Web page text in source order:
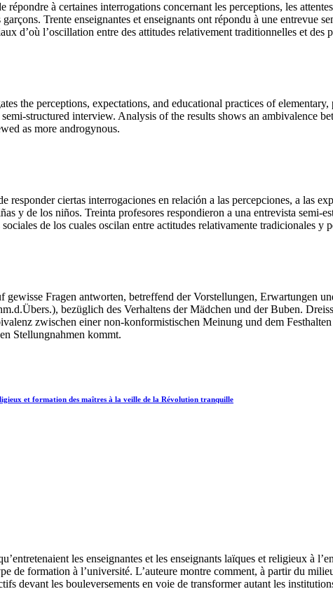
répondre à certaines interrogations concernant les perceptions, les
Trente enseignantes et enseignants ont répondu à une entrevue
d’où l’oscillation entre des attitudes relativement traditionnelles et des
the perceptions, expectations, and educational practices of
semi-structured interview. Analysis of the results shows an
as more androgynous.
responder ciertas interrogaciones en relación a las percepciones, a las
y de los niños. Treinta profesores respondieron a una entrevista
de los cuales oscilan entre actitudes relativamente tradicionales y
Fragen antworten, betreffend der Vorstellungen, Erwartungen
bezüglich des Verhaltens der Mädchen und der Buben.
zwischen einer non-konformistischen Meinung und dem
Stellungnahmen kommt.
et formation des maîtres à la veille de la Révolution tranquille
les enseignantes et les enseignants laïques et religieux à
de formation à l’université. L’auteure montre comment, à partir du
devant les bouleversements en voie de transformer autant les